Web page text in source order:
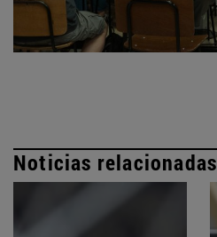
Noticias relacionadas